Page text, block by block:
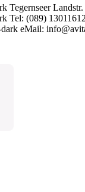
Tegernseer
Tel: (089) 13011612
eMail: